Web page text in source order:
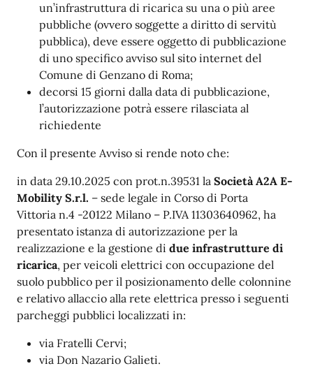
un’infrastruttura di ricarica su una o più aree
pubbliche (ovvero soggette a diritto di servitù
pubblica), deve essere oggetto di pubblicazione
di uno specifico avviso sul sito internet del
Comune di Genzano di Roma;
decorsi 15 giorni dalla data di pubblicazione,
l’autorizzazione potrà essere rilasciata al
richiedente
Con il presente Avviso si rende noto che:
in data 29.10.2025 con prot.n.39531 la Società A2A E-
Mobility S.r.l. – sede legale in Corso di Porta
Vittoria n.4 -20122 Milano – P.IVA 11303640962, ha
presentato istanza di autorizzazione per la
realizzazione e la gestione di due infrastrutture di
ricarica, per veicoli elettrici con occupazione del
suolo pubblico per il posizionamento delle colonnine
e relativo allaccio alla rete elettrica presso i seguenti
parcheggi pubblici localizzati in:
via Fratelli Cervi;
via Don Nazario Galieti.